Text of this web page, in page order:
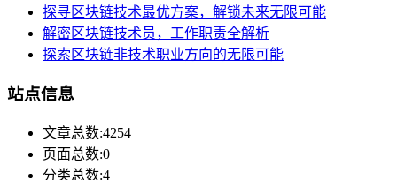
探寻区块链技术最优方案，解锁未来无限可能
解密区块链技术员，工作职责全解析
探索区块链非技术职业方向的无限可能
站点信息
文章总数:4254
页面总数:0
分类总数:4